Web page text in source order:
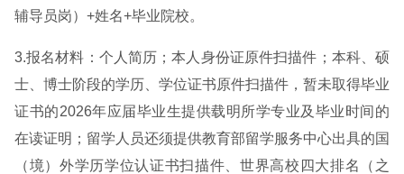
辅导员岗）+姓名+毕业院校。
3.报名材料：个人简历；本人身份证原件扫描件；本科、硕
士、博士阶段的学历、学位证书原件扫描件，暂未取得毕业
证书的2026年应届毕业生提供载明所学专业及毕业时间的
在读证明；留学人员还须提供教育部留学服务中心出具的国
（境）外学历学位认证书扫描件、世界高校四大排名（之